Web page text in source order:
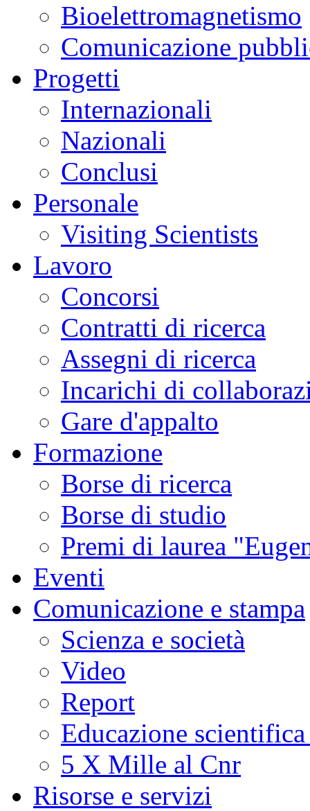
Bioelettromagnetismo
Comunicazione
Progetti
Internazionali
Nazionali
Conclusi
Personale
Visiting Scientists
Lavoro
Concorsi
Contratti di ricerca
Assegni di ricerca
Incarichi di
Gare d'appalto
Formazione
Borse di ricerca
Borse di studio
Premi di laurea
Eventi
Comunicazione e stampa
Scienza e società
Video
Report
Educazione
5 X Mille al Cnr
Risorse e servizi